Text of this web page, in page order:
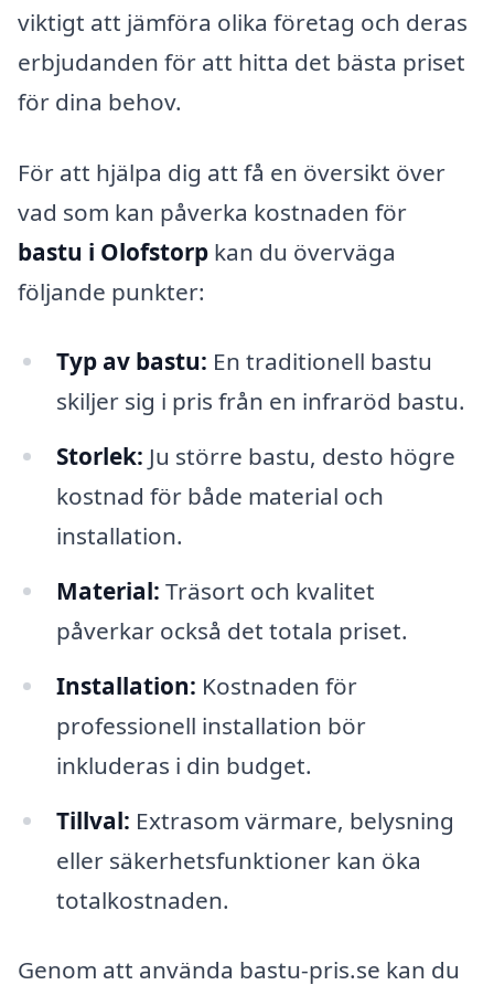
viktigt att jämföra olika företag och deras
erbjudanden för att hitta det bästa priset
för dina behov.
För att hjälpa dig att få en översikt över
vad som kan påverka kostnaden för
bastu i Olofstorp kan du överväga
följande punkter:
Typ av bastu: En traditionell bastu
skiljer sig i pris från en infraröd bastu.
Storlek: Ju större bastu, desto högre
kostnad för både material och
installation.
Material: Träsort och kvalitet
påverkar också det totala priset.
Installation: Kostnaden för
professionell installation bör
inkluderas i din budget.
Tillval: Extrasom värmare, belysning
eller säkerhetsfunktioner kan öka
totalkostnaden.
Genom att använda bastu-pris.se kan du